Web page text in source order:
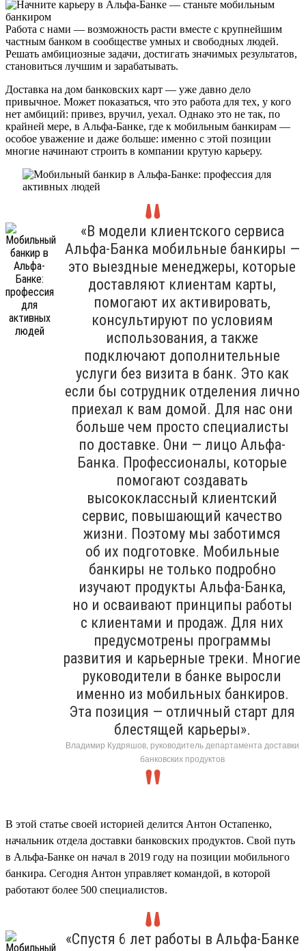
Работа с нами — возможность расти вместе с крупнейшим
частным банком в сообществе умных и свободных людей.
Решать амбициозные задачи, достигать значимых результатов,
становиться лучшим и зарабатывать.
Доставка на дом банковских карт — уже давно дело
привычное. Может показаться, что это работа для тех, у кого
нет амбиций: привез, вручил, уехал. Однако это не так, по
крайней мере, в Альфа-Банке, где к мобильным банкирам —
особое уважение и даже больше: именно с этой позиции
многие начинают строить в компании крутую карьеру.
«В модели клиентского сервиса
Альфа-Банка мобильные банкиры —
это выездные менеджеры, которые
доставляют клиентам карты,
помогают их активировать,
консультируют по условиям
использования, а также
подключают дополнительные
услуги без визита в банк. Это как
если бы сотрудник отделения лично
приехал к вам домой. Для нас они
больше чем просто специалисты
по доставке. Они — лицо Альфа-
Банка. Профессионалы, которые
помогают создавать
высококлассный клиентский
сервис, повышающий качество
жизни. Поэтому мы заботимся
об их подготовке. Мобильные
банкиры не только подробно
изучают продукты Альфа-Банка,
но и осваивают принципы работы
с клиентами и продаж. Для них
предусмотрены программы
развития и карьерные треки. Многие
руководители в банке выросли
именно из мобильных банкиров.
Эта позиция — отличный старт для
блестящей карьеры».
Владимир Кудряшов, руководитель департамента доставки
банковских продуктов
В этой статье своей историей делится Антон Остапенко,
начальник отдела доставки банковских продуктов. Свой путь
в Альфа-Банке он начал в 2019 году на позиции мобильного
банкира. Сегодня Антон управляет командой, в которой
работают более 500 специалистов.
«Спустя 6 лет работы в Альфа-Банке